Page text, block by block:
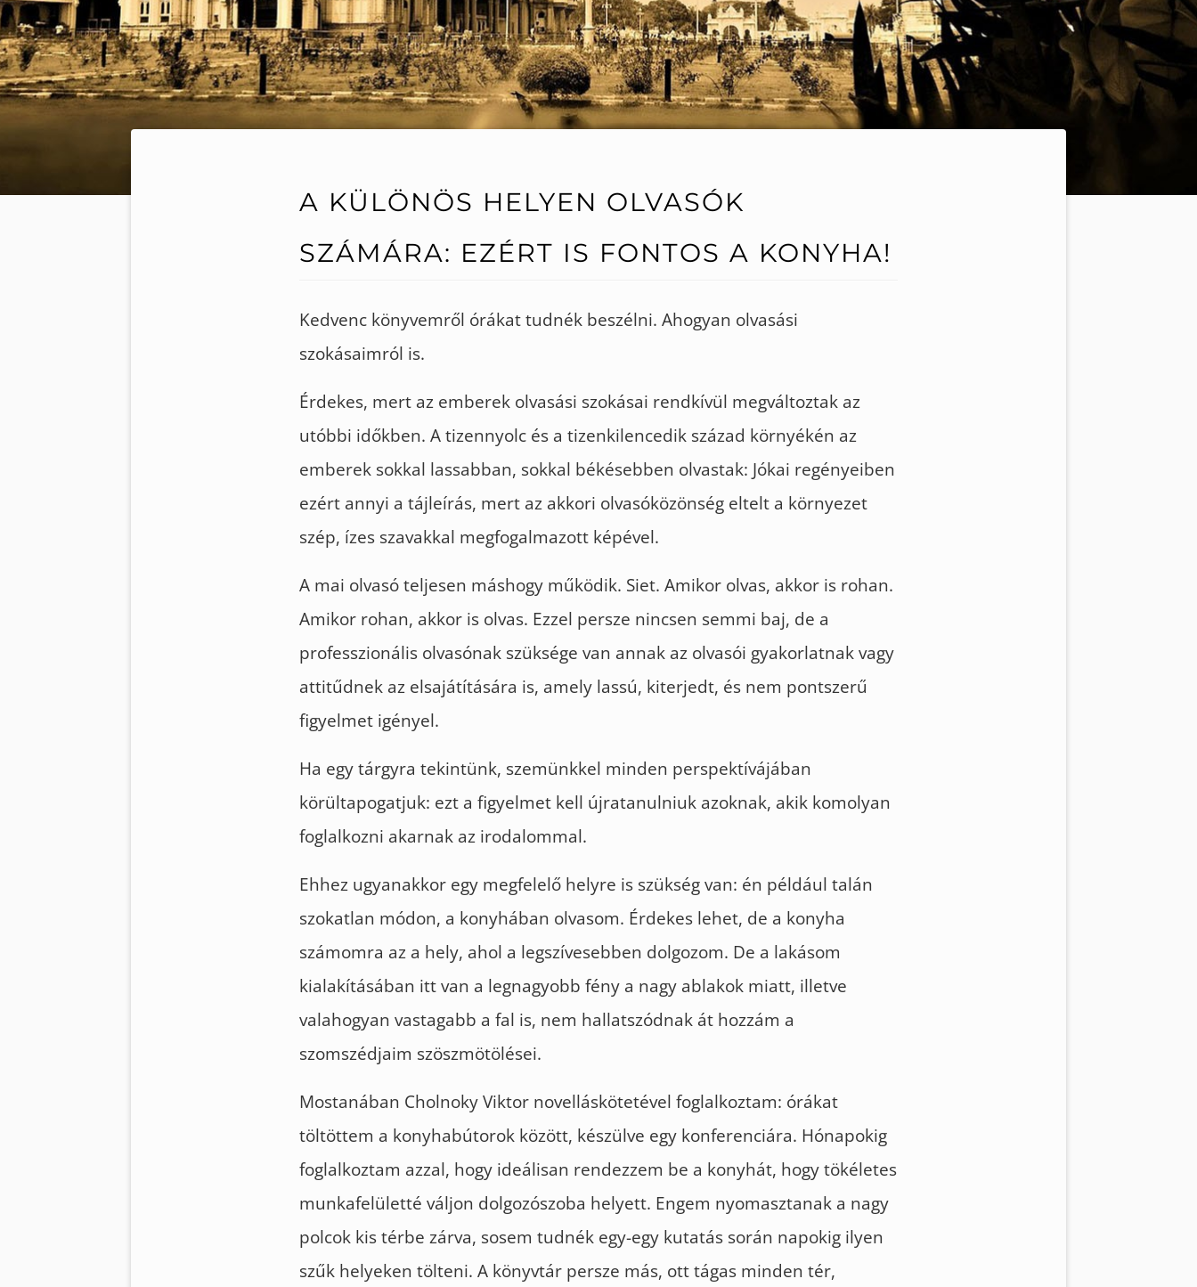
A KÜLÖNÖS HELYEN OLVASÓK
SZÁMÁRA: EZÉRT IS FONTOS A KONYHA!
Kedvenc könyvemről órákat tudnék beszélni. Ahogyan olvasási
szokásaimról is.
Érdekes, mert az emberek olvasási szokásai rendkívül megváltoztak az
utóbbi időkben. A tizennyolc és a tizenkilencedik század környékén az
emberek sokkal lassabban, sokkal békésebben olvastak: Jókai regényeiben
ezért annyi a tájleírás, mert az akkori olvasóközönség eltelt a környezet
szép, ízes szavakkal megfogalmazott képével.
A mai olvasó teljesen máshogy működik. Siet. Amikor olvas, akkor is rohan.
Amikor rohan, akkor is olvas. Ezzel persze nincsen semmi baj, de a
professzionális olvasónak szüksége van annak az olvasói gyakorlatnak vagy
attitűdnek az elsajátítására is, amely lassú, kiterjedt, és nem pontszerű
figyelmet igényel.
Ha egy tárgyra tekintünk, szemünkkel minden perspektívájában
körültapogatjuk: ezt a figyelmet kell újratanulniuk azoknak, akik komolyan
foglalkozni akarnak az irodalommal.
Ehhez ugyanakkor egy megfelelő helyre is szükség van: én például talán
szokatlan módon, a konyhában olvasom. Érdekes lehet, de a konyha
számomra az a hely, ahol a legszívesebben dolgozom. De a lakásom
kialakításában itt van a legnagyobb fény a nagy ablakok miatt, illetve
valahogyan vastagabb a fal is, nem hallatszódnak át hozzám a
szomszédjaim szöszmötölései.
Mostanában Cholnoky Viktor novelláskötetével foglalkoztam: órákat
töltöttem a konyhabútorok között, készülve egy konferenciára. Hónapokig
foglalkoztam azzal, hogy ideálisan rendezzem be a konyhát, hogy tökéletes
munkafelületté váljon dolgozószoba helyett. Engem nyomasztanak a nagy
polcok kis térbe zárva, sosem tudnék egy-egy kutatás során napokig ilyen
szűk helyeken tölteni. A könyvtár persze más, ott tágas minden tér,